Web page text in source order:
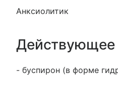
Анксиолитик
Действующее
- буспирон (в форме